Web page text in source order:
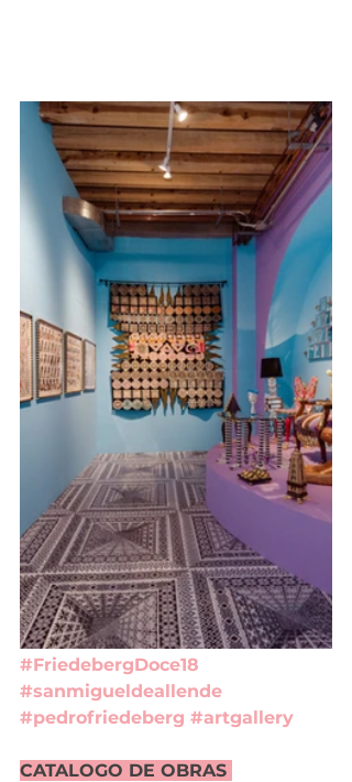
#FriedebergDoce18
#sanmigueldeallende
#pedrofriedeberg #artgallery
CATALOGO DE OBRAS